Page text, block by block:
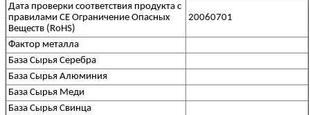
Дата проверки соответствия продукта с
правилами CE Ограничение Опасных
Веществ (RoHS)
20060701
Фактор металла
База Сырья Серебра
База Сырья Алюминия
База Сырья Меди
База Сырья Свинца